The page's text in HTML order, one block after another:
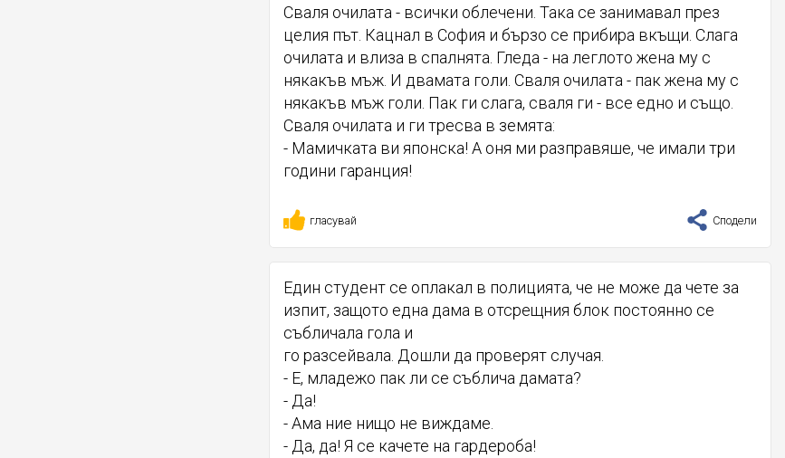
Сваля очилата - всички облечени. Така се занимавал през
целия път. Кацнал в София и бързо се прибира вкъщи. Слага
очилата и влиза в спалнята. Гледа - на леглото жена му с
някакъв мъж. И двамата голи. Сваля очилата - пак жена му с
някакъв мъж голи. Пак ги слага, сваля ги - все едно и също.
Сваля очилата и ги тресва в земята:
- Мамичката ви японска! А оня ми разправяше, че имали три
години гаранция!
гласувай Сподели
Един студент се оплакал в полицията, че не може да чете за
изпит, защото една дама в отсрещния блок постоянно се
събличала гола и
го разсейвала. Дошли да проверят случая.
- Е, младежо пак ли се съблича дамата?
- Да!
- Ама ние нищо не виждаме.
- Да, да! Я се качете на гардероба!